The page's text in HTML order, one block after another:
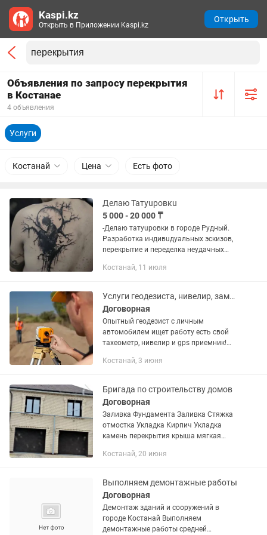
Объявления по запросу перекрытия
в Костанае
4 объявления
Услуги
Костанай Цена Есть фото
Делаю Taтyupoвкu
5 000 - 20 000 ₸
-Делаю татуuровки в городе Рудный.
Разработка индивuдуальных эскизов,
перекрытие и переделка неудачных
вниманием к деталям. Пишите
Костанай, 11 июля
Услуги геодезиста, нивелир, замер объемов тахеометром
Договорная
Опытный геодезист с личным
автомобилем ищет работу есть свой
тахеометр, нивелир и gps приемник!
договорным ценам:Топосъемка,
Костанай, 3 июня
Бригада по строительству домов
Договорная
Заливка Фундамента Заливка Стяжка
отмостка Укладка Кирпич Укладка
камень перекрытия крыша мягкая
Костанай, 20 июня
Выполняем демонтажные работы
Договорная
Демонтаж зданий и сооружений в
городе Костанай Выполняем
демонтажные работы средней
Kaspi.kz
Открыть в Приложении Kaspi.kz
Открыть